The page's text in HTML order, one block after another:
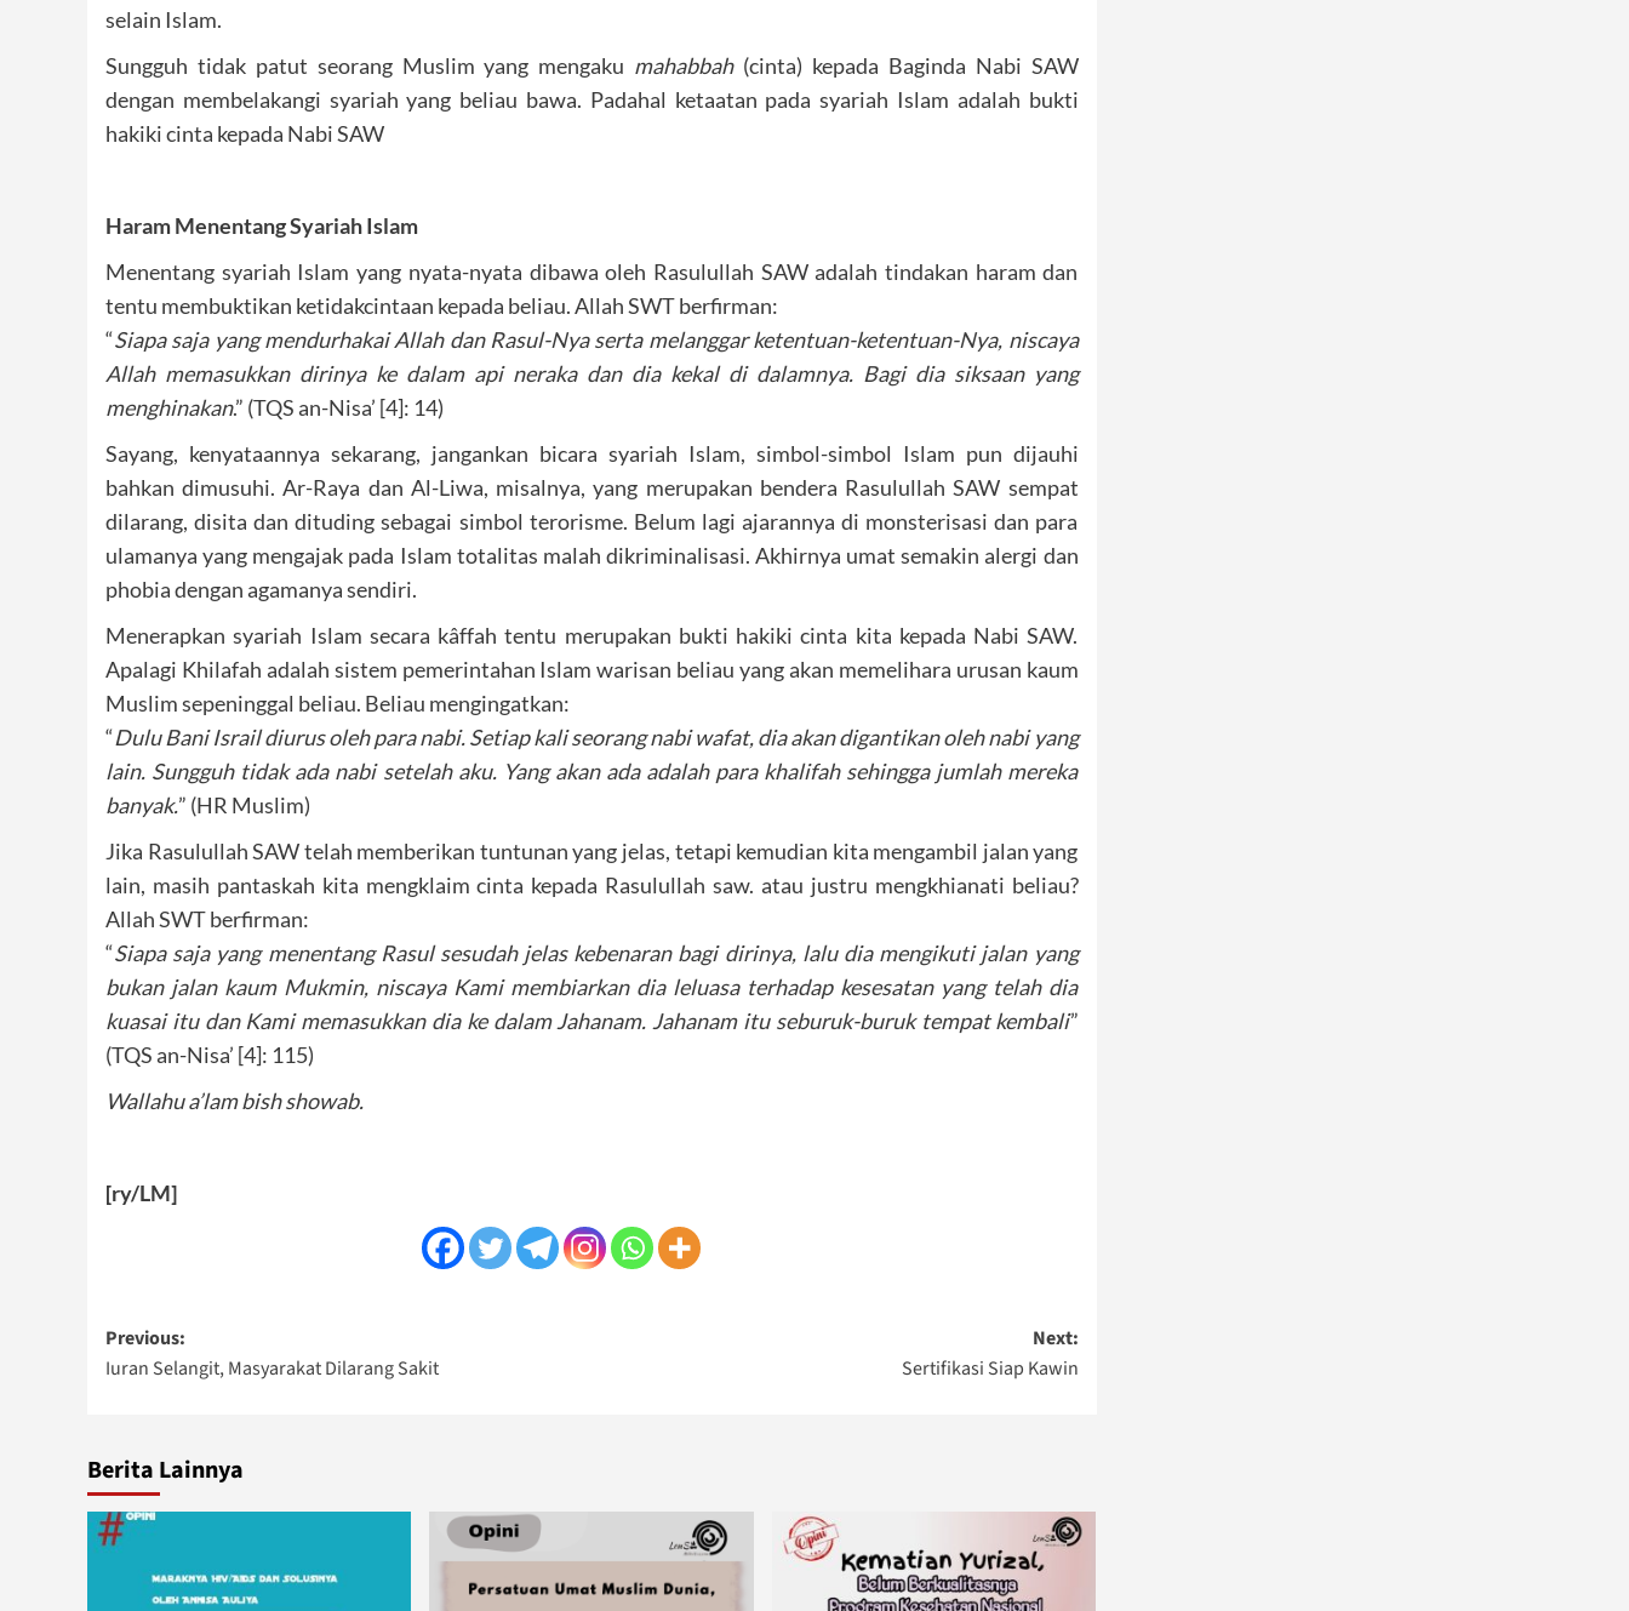
selain Islam.
Sungguh tidak patut seorang Muslim yang mengaku mahabbah(cinta) kepada Baginda Nabi SAW
dengan membelakangi syariah yang beliau bawa. Padahal ketaatan pada syariah Islam adalah bukti
hakiki cinta kepada Nabi SAW
Haram Menentang Syariah Islam
Menentang syariah Islam yang nyata-nyata dibawa oleh Rasulullah SAW adalah tindakan haram dan
tentu membuktikan ketidakcintaan kepada beliau. Allah SWT berfirman:
“Siapa saja yang mendurhakai Allah dan Rasul-Nya serta melanggar ketentuan-ketentuan-Nya, niscaya
Allah memasukkan dirinya ke dalam api neraka dan dia kekal di dalamnya. Bagi dia siksaan yang
menghinakan.” (TQS an-Nisa’ [4]: 14)
Sayang, kenyataannya sekarang, jangankan bicara syariah Islam, simbol-simbol Islam pun dijauhi
bahkan dimusuhi. Ar-Raya dan Al-Liwa, misalnya, yang merupakan bendera Rasulullah SAW sempat
dilarang, disita dan dituding sebagai simbol terorisme. Belum lagi ajarannya di monsterisasi dan para
ulamanya yang mengajak pada Islam totalitas malah dikriminalisasi. Akhirnya umat semakin alergi dan
phobia dengan agamanya sendiri.
Menerapkan syariah Islam secara kâffah tentu merupakan bukti hakiki cinta kita kepada Nabi SAW.
Apalagi Khilafah adalah sistem pemerintahan Islam warisan beliau yang akan memelihara urusan kaum
Muslim sepeninggal beliau. Beliau mengingatkan:
“Dulu Bani Israil diurus oleh para nabi. Setiap kali seorang nabi wafat, dia akan digantikan oleh nabi yang
lain. Sungguh tidak ada nabi setelah aku. Yang akan ada adalah para khalifah sehingga jumlah mereka
banyak.” (HR Muslim)
Jika Rasulullah SAW telah memberikan tuntunan yang jelas, tetapi kemudian kita mengambil jalan yang
lain, masih pantaskah kita mengklaim cinta kepada Rasulullah saw. atau justru mengkhianati beliau?
Allah SWT berfirman:
“Siapa saja yang menentang Rasul sesudah jelas kebenaran bagi dirinya, lalu dia mengikuti jalan yang
bukan jalan kaum Mukmin, niscaya Kami membiarkan dia leluasa terhadap kesesatan yang telah dia
kuasai itu dan Kami memasukkan dia ke dalam Jahanam. Jahanam itu seburuk-buruk tempat kembali”
(TQS an-Nisa’ [4]: 115)
Wallahu a’lam bish showab.
[ry/LM]
Post
navigation
Previous:
Iuran Selangit, Masyarakat Dilarang Sakit
Next:
Sertifikasi Siap Kawin
Berita Lainnya